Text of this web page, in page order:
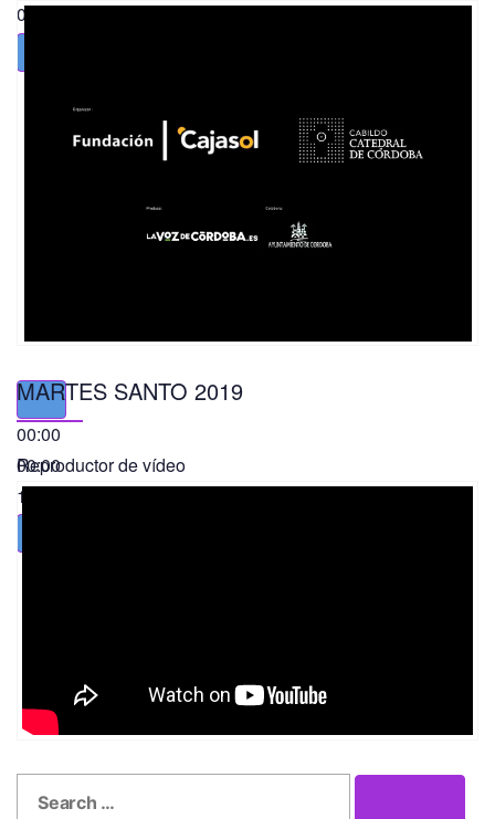
01:49
00:00
00:00
11:56
MARTES SANTO 2019
Reproductor de vídeo